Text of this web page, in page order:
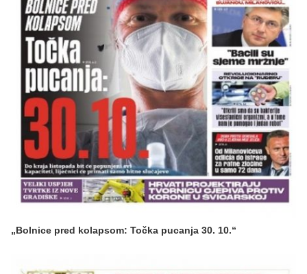
„Bolnice pred kolapsom: Točka pucanja 30. 10.“